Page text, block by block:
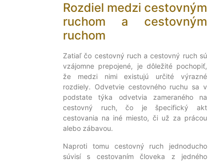
Rozdiel medzi cestovným
ruchom a cestovným
ruchom
Zatiaľ čo cestovný ruch a cestovný ruch sú
vzájomne prepojené, je dôležité pochopiť,
že medzi nimi existujú určité výrazné
rozdiely. Odvetvie cestovného ruchu sa v
podstate týka odvetvia zameraného na
cestovný ruch, čo je špecifický akt
cestovania na iné miesto, či už za prácou
alebo zábavou.
Naproti tomu cestovný ruch jednoducho
súvisí s cestovaním človeka z jedného